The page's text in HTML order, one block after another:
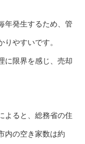
年発生するため、管
やすいです。
に限界を感じ、売却
よると、総務省の住
内の空き家数は約